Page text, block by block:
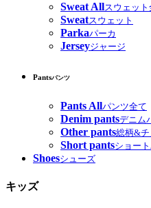
Sweat Allスウェット
Sweatスウェット
Parkaパーカ
Jerseyジャージ
Pantsパンツ
Pants Allパンツ全て
Denim pantsデニム
Other pants総柄&チ
Short pantsショー
Shoesシューズ
キッズ